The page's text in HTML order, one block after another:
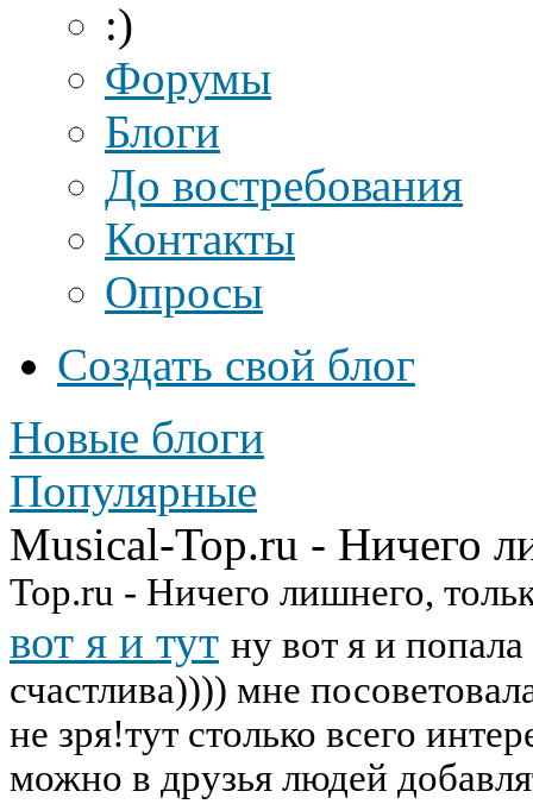
:)
Форумы
Блоги
До востребования
Контакты
Опросы
Создать свой блог
Новые блоги
Популярные
Musical-Top.ru - Ничего
Top.ru - Ничего лишнего,
вот я и тут ну вот я и
счастлива)))) мне
не зря!тут столько всего
можно в друзья людей